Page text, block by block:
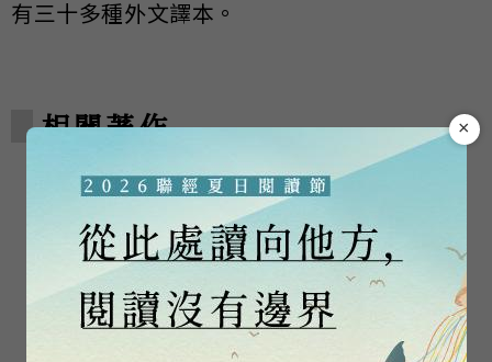
有三十多種外文譯本。
相關著作 ×